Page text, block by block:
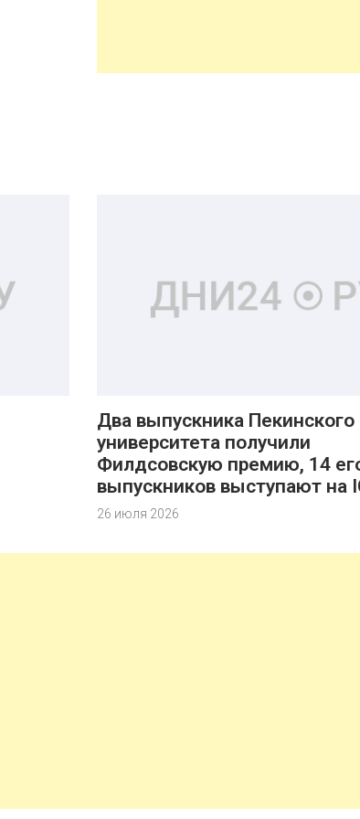
Два выпускника Пекинского
университета получили
Филдсовскую премию, 14
выпускников выступают на
26 июля 2026